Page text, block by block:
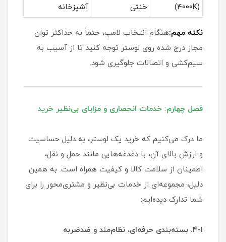
(۴۰۰۰K)
خنثی
آشپزخانه
نکته مهم:هنگام انتخاب لامپ، حتماً به حداکثر توان
مجاز درج شده روی لوستر توجه کنید تا از آسیب به
سیم‌کشی و اتصالات جلوگیری شود.
فصل چهارم: خدمات انحصاری و مزایای بی‌نظیر خرید
ما درک می‌کنیم که خرید یک لوستر، به دلیل حساسیت
و ارزش بالای آن، با دغدغه‌هایی مانند حمل و نقل،
اطمینان از سلامت کالا و کیفیت همراه است. به همین
دلیل، مجموعه‌ای از خدمات بی‌نظیر و مشتری‌محور را برای
شما تدارک دیده‌ایم:
۴-۱. بسته‌بندی حرفه‌ای، نظام‌مند و ضدضربه